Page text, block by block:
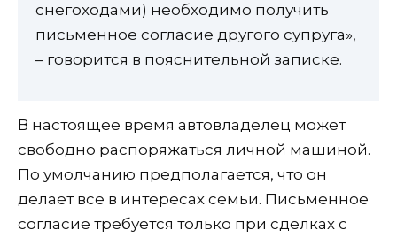
снегоходами) необходимо получить
письменное согласие другого супруга»,
– говорится в пояснительной записке.
В настоящее время автовладелец может
свободно распоряжаться личной машиной.
По умолчанию предполагается, что он
делает все в интересах семьи. Письменное
согласие требуется только при сделках с